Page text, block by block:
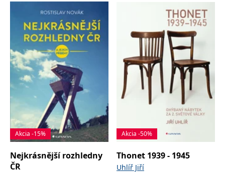
Akcia -15%
Nejkrásnější rozhledny
ČR
Akcia -50%
Thonet 1939 - 1945
Uhlíř Jiří